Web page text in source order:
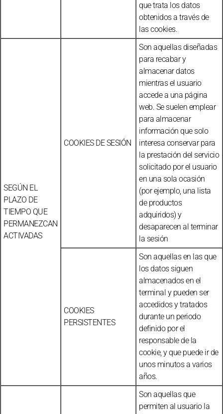
que trata los datos
obtenidos a través de
las cookies.
SEGÚN EL
PLAZO DE
TIEMPO QUE
PERMANEZCAN
ACTIVADAS
COOKIES DE SESIÓN
Son aquellas diseñadas
para recabar y
almacenar datos
mientras el usuario
accede a una página
web. Se suelen emplear
para almacenar
información que solo
interesa conservar para
la prestación del servicio
solicitado por el usuario
en una sola ocasión
(por ejemplo, una lista
de productos
adquiridos) y
desaparecen al terminar
la sesión
COOKIES
PERSISTENTES
Son aquellas en las que
los datos siguen
almacenados en el
terminal y pueden ser
accedidos y tratados
durante un periodo
definido por el
responsable de la
cookie, y que puede ir de
unos minutos a varios
años.
Son aquellas que
permiten al usuario la